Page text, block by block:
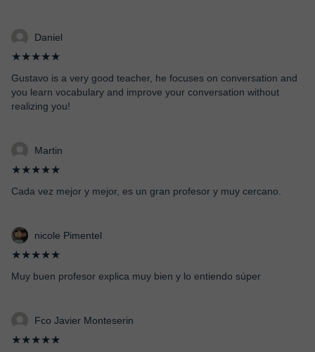
Daniel
★★★★★
Gustavo is a very good teacher, he focuses on conversation and
you learn vocabulary and improve your conversation without
realizing you!
Martin
★★★★★
Cada vez mejor y mejor, es un gran profesor y muy cercano.
nicole Pimentel
★★★★★
Muy buen profesor explica muy bien y lo entiendo súper
Fco Javier Monteserin
★★★★★